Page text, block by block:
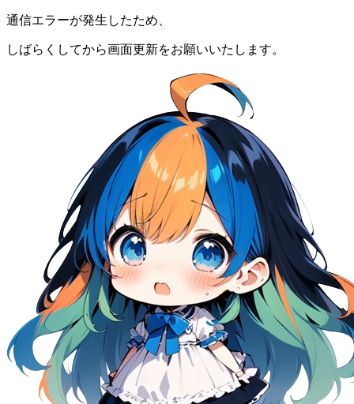
通信エラーが発生したため、
しばらくしてから画面更新をお願いいたします。